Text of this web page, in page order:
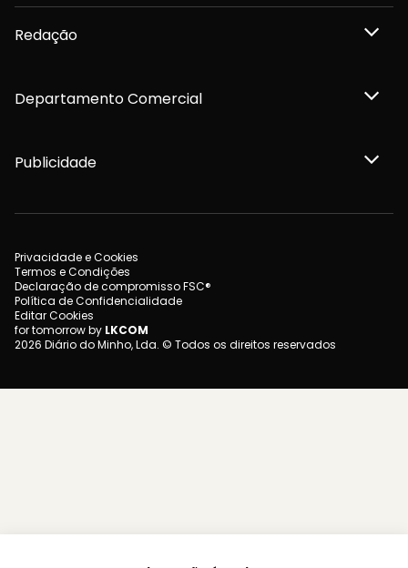
Redação
Departamento Comercial
Publicidade
Privacidade e Cookies
Termos e Condições
Declaração de compromisso FSC®
Política de Confidencialidade
Editar Cookies
for tomorrow by LKCOM
2026 Diário do Minho, Lda. © Todos os direitos reservados